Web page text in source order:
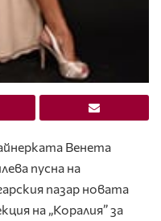
Венета
пусна на
пазар новата
на „Коралия” за